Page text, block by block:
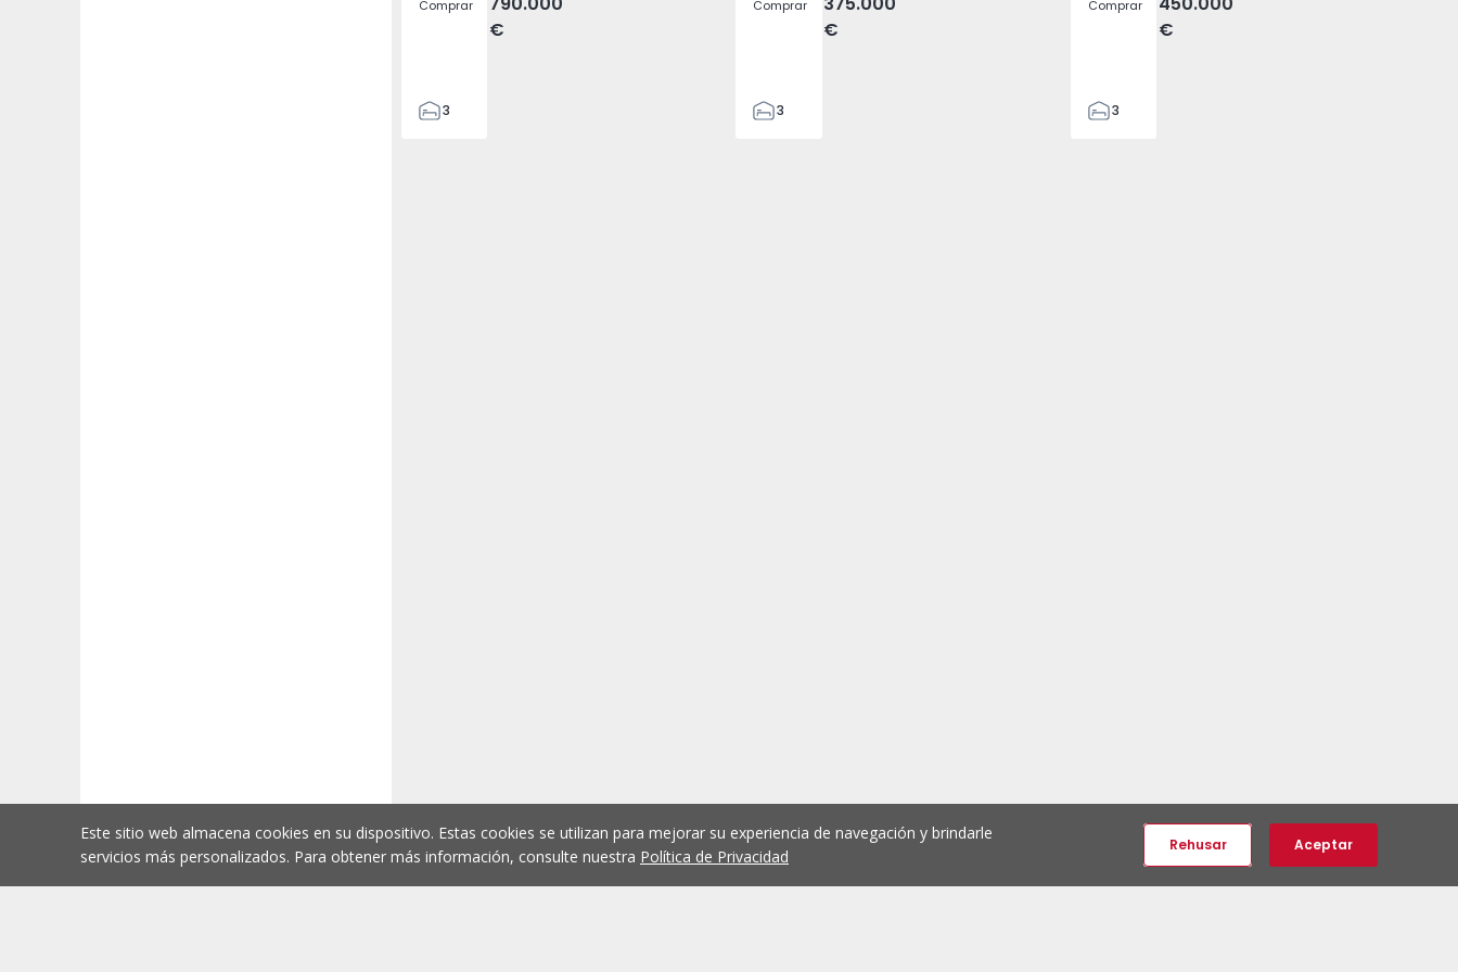
Comprar
€
3
Comprar
€
3
Comprar
€
3
Este sitio web almacena cookies en su dispositivo. Estas cookies se utilizan para mejorar su experiencia de navegación y brindarle
servicios más personalizados. Para obtener más información, consulte nuestra Política de Privacidad
Rehusar Aceptar